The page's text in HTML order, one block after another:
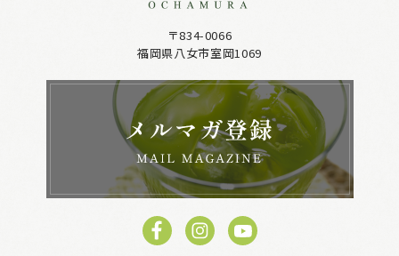
〒834-0066
福岡県八女市室岡1069